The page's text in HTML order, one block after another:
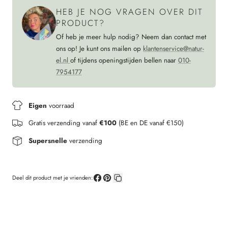
HEB JE NOG VRAGEN OVER DIT
PRODUCT?
Of heb je meer hulp nodig? Neem dan contact met
ons op! Je kunt ons mailen op klantenservice@natur-
el.nl of tijdens openingstijden bellen naar 010-
7954177
Eigen voorraad
Gratis verzending vanaf €100 (BE en DE vanaf €150)
Supersnelleverzending
Deel dit product met je vrienden: